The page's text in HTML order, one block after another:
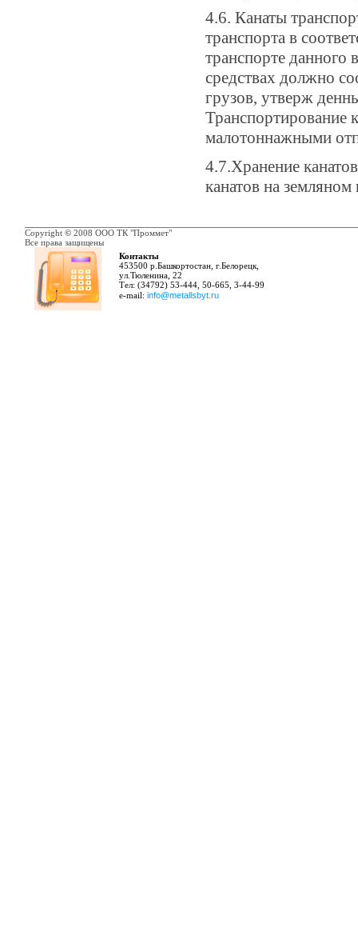
4.6. Канаты
транспорта в
транспорте данного
средствах должно
грузов, утверж
Транспортирование
малотоннажными
4.7.Хранение
канатов на земляном
Copyright © 2008 ООО ТК "Проммет"
Все права защищены
Контакты
453500 р.Башкортостан, г.Белорецк,
ул.Тюленина, 22
Тел: (34792) 53-444, 50-665, 3-44-99
e-mail: info@metallsbyt.ru